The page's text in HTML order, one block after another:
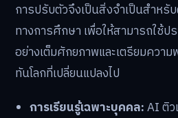
การปรับตัวจึงเป็นสิ่งจำเป็นสำหรั
ทางการศึกษา เพื่อให้สามารถใช้ป
อย่างเต็มศักยภาพและเตรียมควา
ทันโลกที่เปลี่ยนแปลงไป
การเรียนรู้เฉพาะบุคคล:AI ติว